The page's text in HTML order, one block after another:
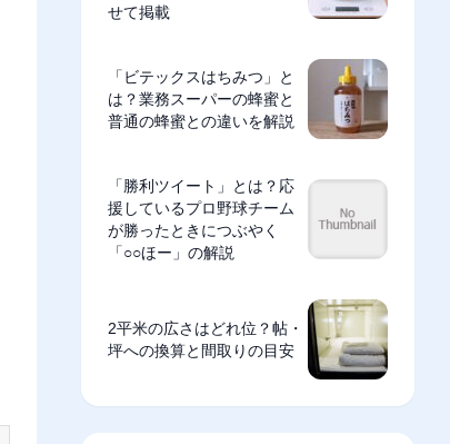
せて掲載
「ビテックスはちみつ」と
は？業務スーパーの蜂蜜と
普通の蜂蜜との違いを解説
「勝利ツイート」とは？応
援しているプロ野球チーム
が勝ったときにつぶやく
「○○ほー」の解説
2平米の広さはどれ位？帖・
坪への換算と間取りの目安